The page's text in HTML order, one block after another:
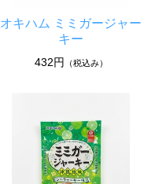
オキハム ミミガージャー
キー
432円 （税込み）